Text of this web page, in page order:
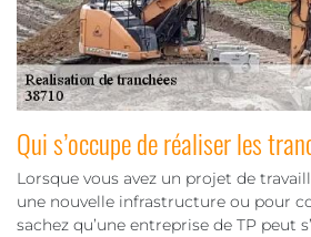
Qui s’occupe de réaliser les
Lorsque vous avez un projet de
une nouvelle infrastructure ou pour
sachez qu’une entreprise de TP peut